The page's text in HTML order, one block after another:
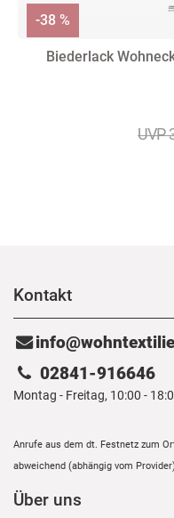
Biederlack
UVP
-38 %
Kontakt
02841-916646
Montag - Freitag, 10:00 -
Anrufe aus dem dt. Festnetz zum
abweichend (abhängig vom
Über uns